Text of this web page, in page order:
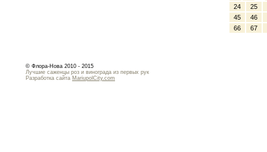
24
25
45
46
66
67
© Флора-Нова 2010 - 2015
Лучшие саженцы роз и винограда из первых рук
Разработка сайта MariupolCity.com